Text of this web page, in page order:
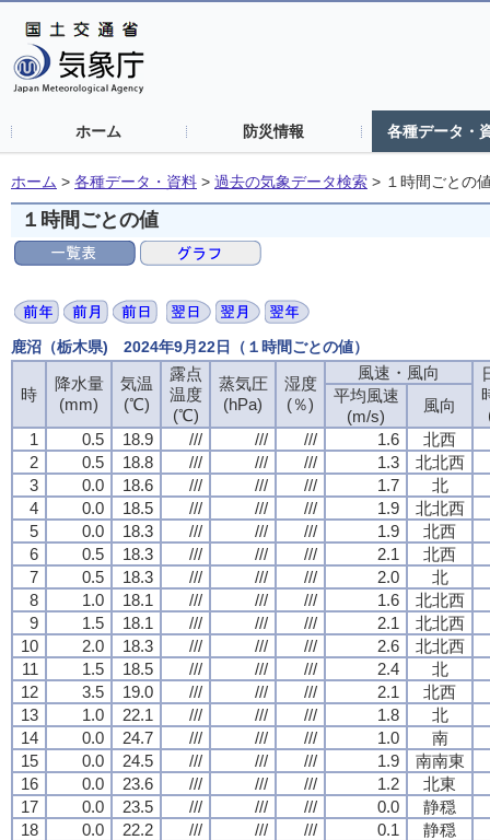
ホーム 防災情報 各種データ・
ホーム > 各種データ・資料 > 過去の気象データ検索 > １時間ごとの
１時間ごとの値
鹿沼（栃木県) 2024年9月22日（１時間ごとの値）
時
降水量
(mm)
気温
(℃)
露点
温度
(℃)
蒸気圧
(hPa)
湿度
(％)
風速・風向
平均風速
(m/s)
風向
1
0.5 18.9 /// /// /// 1.6
北西
2
0.5 18.8 /// /// /// 1.3
北北西
3
0.0 18.6 /// /// /// 1.7
北
4
0.0 18.5 /// /// /// 1.9
北北西
5
0.0 18.3 /// /// /// 1.9
北西
6
0.5 18.3 /// /// /// 2.1
北西
7
0.5 18.3 /// /// /// 2.0
北
8
1.0 18.1 /// /// /// 1.6
北北西
9
1.5 18.1 /// /// /// 2.1
北北西
10
2.0 18.3 /// /// /// 2.6
北北西
11
1.5 18.5 /// /// /// 2.4
北
12
3.5 19.0 /// /// /// 2.1
北西
13
1.0 22.1 /// /// /// 1.8
北
14
0.0 24.7 /// /// /// 1.0
南
15
0.0 24.5 /// /// /// 1.9
南南東
16
0.0 23.6 /// /// /// 1.2
北東
17
0.0 23.5 /// /// /// 0.0
静穏
18
0.0 22.2 /// /// /// 0.1
静穏